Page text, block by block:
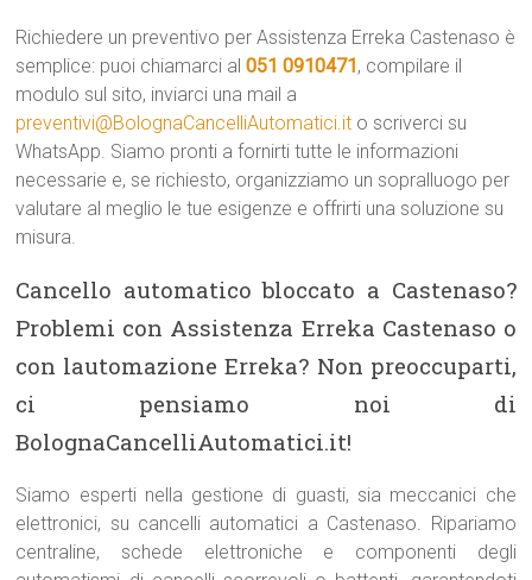
Richiedere un preventivo per Assistenza Erreka Castenaso è
semplice: puoi chiamarci al051 0910471, compilare il
modulo sul sito, inviarci una mail a
preventivi@BolognaCancelliAutomatici.it o scriverci su
WhatsApp. Siamo pronti a fornirti tutte le informazioni
necessarie e, se richiesto, organizziamo un sopralluogo per
valutare al meglio le tue esigenze e offrirti una soluzione su
misura.
Cancello automatico bloccato a Castenaso?
Problemi con Assistenza Erreka Castenaso o
con lautomazione Erreka? Non preoccuparti,
ci pensiamo noi di
BolognaCancelliAutomatici.it!
Siamo esperti nella gestione di guasti, sia meccanici che
elettronici, su cancelli automatici a Castenaso. Ripariamo
centraline, schede elettroniche e componenti degli